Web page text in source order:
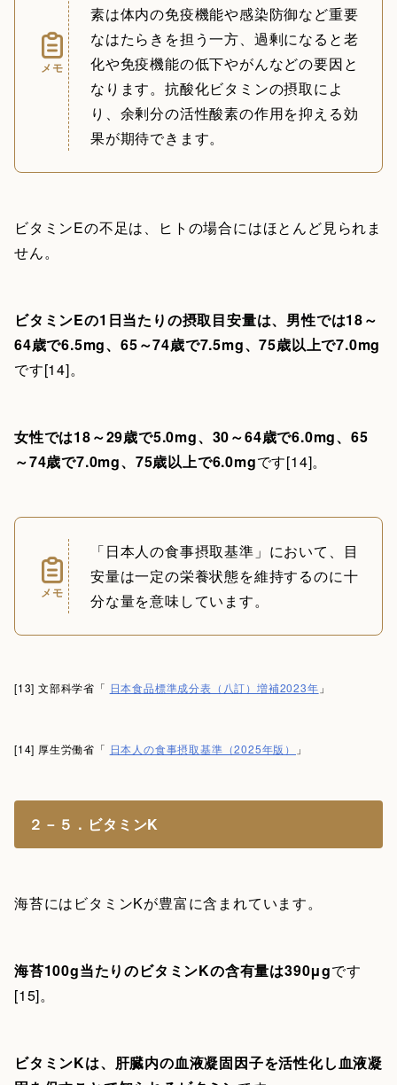
メモ
素は体内の免疫機能や感染防御など重要
なはたらきを担う一方、過剰になると老
化や免疫機能の低下やがんなどの要因と
なります。抗酸化ビタミンの摂取によ
り、余剰分の活性酸素の作用を抑える効
果が期待できます。
ビタミンEの不足は、ヒトの場合にはほとんど見られま
せん。
ビタミンEの1日当たりの摂取目安量は、男性では18～
64歳で6.5mg、65～74歳で7.5mg、75歳以上で7.0mg
です[14]。
女性では18～29歳で5.0mg、30～64歳で6.0mg、65
～74歳で7.0mg、75歳以上で6.0mgです[14]。
メモ
「日本人の食事摂取基準」において、目
安量は一定の栄養状態を維持するのに十
分な量を意味しています。
[13] 文部科学省「 日本食品標準成分表（八訂）増補2023年 」
[14] 厚生労働省「 日本人の食事摂取基準（2025年版） 」
２－５．ビタミンK
海苔にはビタミンKが豊富に含まれています。
海苔100g当たりのビタミンKの含有量は390μgです
[15]。
ビタミンKは、肝臓内の血液凝固因子を活性化し血液凝